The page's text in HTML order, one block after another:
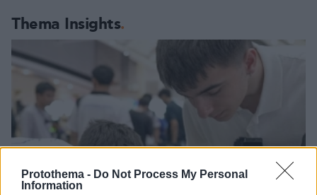
Protothema - Do Not Process My Personal
Information
Thema Insights